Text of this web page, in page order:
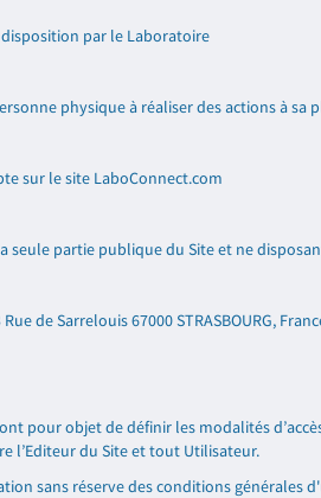
par le Laboratoire
physique à réaliser des actions à sa
sur le site LaboConnect.com
seule partie publique du Site et ne
Rue de Sarrelouis 67000 STRASBOURG,
pour objet de définir les modalités
l’Editeur du Site et tout Utilisateur.
sans réserve des conditions